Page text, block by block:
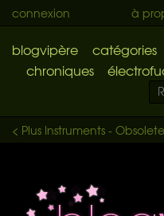
connexion à
blogvipère catégories
chroniques
< Plus Instruments - Obsolete